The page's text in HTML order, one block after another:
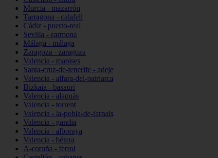
Murcia - mazarrón
Tarragona - calafell
Cádiz - puerto-real
Sevilla - carmona
Málaga - málaga
Zaragoza - zaragoza
Valencia - manises
Santa-cruz-de-tenerife - adeje
Valencia - alfara-del-patriarca
Bizkaia - basauri
Valencia - alaquàs
Valencia - torrent
Valencia - la-pobla-de-farnals
Valencia - gandia
Valencia - alboraya
Valencia - bétera
A-coruña - ferrol